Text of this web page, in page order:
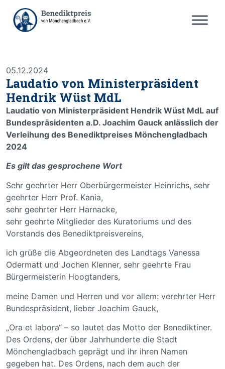
05.12.2024
Laudatio von Ministerpräsident
Hendrik Wüst MdL
Laudatio von Ministerpräsident Hendrik Wüst MdL auf
Bundespräsidenten a.D. Joachim Gauck anlässlich der
Verleihung des Benediktpreises Mönchengladbach
2024
Es gilt das gesprochene Wort
Sehr geehrter Herr Oberbürgermeister Heinrichs, sehr
geehrter Herr Prof. Kania,
sehr geehrter Herr Harnacke,
sehr geehrte Mitglieder des Kuratoriums und des
Vorstands des Benediktpreisvereins,
ich grüße die Abgeordneten des Landtags Vanessa
Odermatt und Jochen Klenner, sehr geehrte Frau
Bürgermeisterin Hoogtanders,
meine Damen und Herren und vor allem: verehrter Herr
Bundespräsident, lieber Joachim Gauck,
„Ora et labora“ – so lautet das Motto der Benediktiner.
Des Ordens, der über Jahrhunderte die Stadt
Mönchengladbach geprägt und ihr ihren Namen
gegeben hat. Des Ordens, nach dem auch der